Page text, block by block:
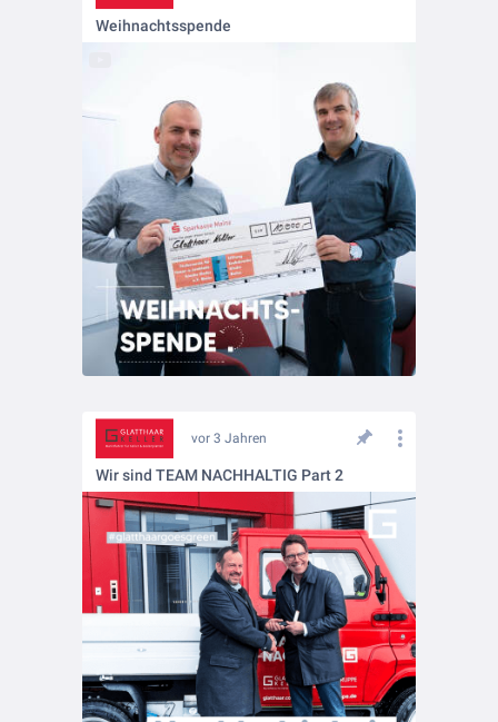
Weihnachtsspende
vor 3 Jahren
Wir sind TEAM NACHHALTIG Part 2